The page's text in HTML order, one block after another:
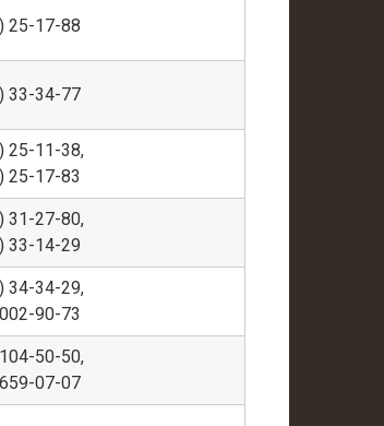
25-17-88
33-34-77
25-11-38,
25-17-83
31-27-80,
33-14-29
34-34-29,
90-73
50-50,
07-07